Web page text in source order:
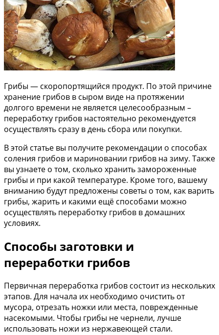
Грибы — скоропортящийся продукт. По этой причине
хранение грибов в сыром виде на протяжении
долгого времени не является целесообразным –
переработку грибов настоятельно рекомендуется
осуществлять сразу в день сбора или покупки.
В этой статье вы получите рекомендации о способах
соления грибов и мариновании грибов на зиму. Также
вы узнаете о том, сколько хранить замороженные
грибы и при какой температуре. Кроме того, вашему
вниманию будут предложены советы о том, как варить
грибы, жарить и какими ещё способами можно
осуществлять переработку грибов в домашних
условиях.
Способы заготовки и
переработки грибов
Первичная переработка грибов состоит из нескольких
этапов. Для начала их необходимо очистить от
мусора, отрезать ножки или места, поврежденные
насекомыми. Чтобы грибы не чернели, лучше
использовать ножи из нержавеющей стали.